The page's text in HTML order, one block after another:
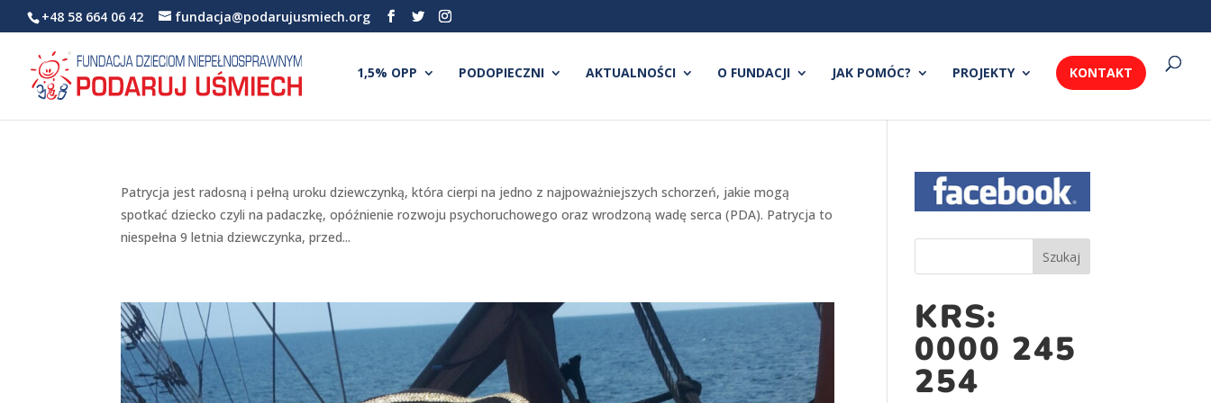
+48 58 664 06 42 fundacja@podarujusmiech.org
1,5% OPP PODOPIECZNI AKTUALNOŚCI O FUNDACJI JAK POMÓC? PROJEKTY KONTAKT
Patrycja jest radosną i pełną uroku dziewczynką, która cierpi na jedno z najpoważniejszych schorzeń, jakie mogą
spotkać dziecko czyli na padaczkę, opóźnienie rozwoju psychoruchowego oraz wrodzoną wadę serca (PDA). Patrycja to
niespełna 9 letnia dziewczynka, przed...
KRS:
0000 245
254